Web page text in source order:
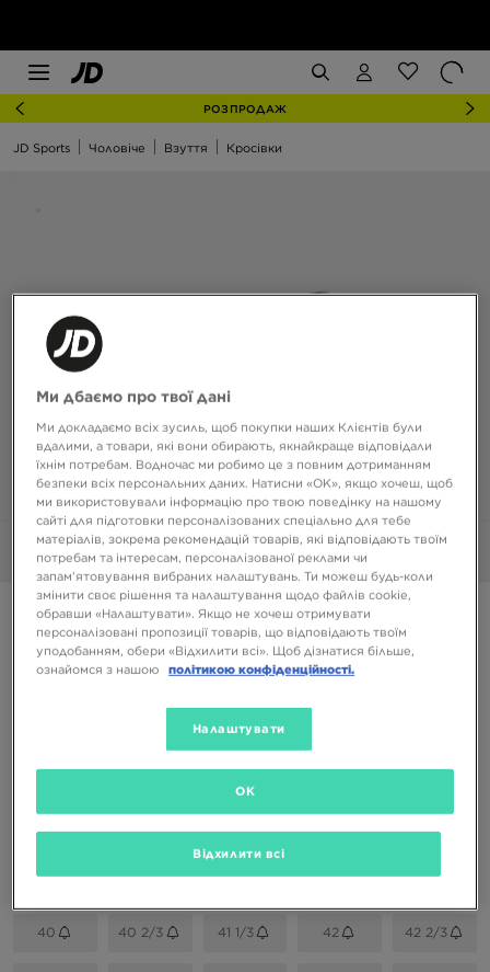
РОЗПРОДАЖ
JD Sports Чоловіче Взуття Кросівки
Фото 360°
ONLY AT JD
ADIDAS DROP STEP LOW
Вибери розмір
40 40 2/3 41 1/3 42 42 2/3
Ми дбаємо про твої дані
Ми докладаємо всіх зусиль, щоб покупки наших Клієнтів були
вдалими, а товари, які вони обирають, якнайкраще відповідали
їхнім потребам. Водночас ми робимо це з повним дотриманням
безпеки всіх персональних даних. Натисни «OK», якщо хочеш, щоб
ми використовували інформацію про твою поведінку на нашому
сайті для підготовки персоналізованих спеціально для тебе
матеріалів, зокрема рекомендацій товарів, які відповідають твоїм
потребам та інтересам, персоналізованої реклами чи
запам’ятовування вибраних налаштувань. Ти можеш будь-коли
змінити своє рішення та налаштування щодо файлів cookie,
обравши «Налаштувати». Якщо не хочеш отримувати
персоналізовані пропозиції товарів, що відповідають твоїм
уподобанням, обери «Відхилити всі». Щоб дізнатися більше,
ознайомся з нашою
політикою конфіденційності.
Налаштувати
Відхилити всі
OK